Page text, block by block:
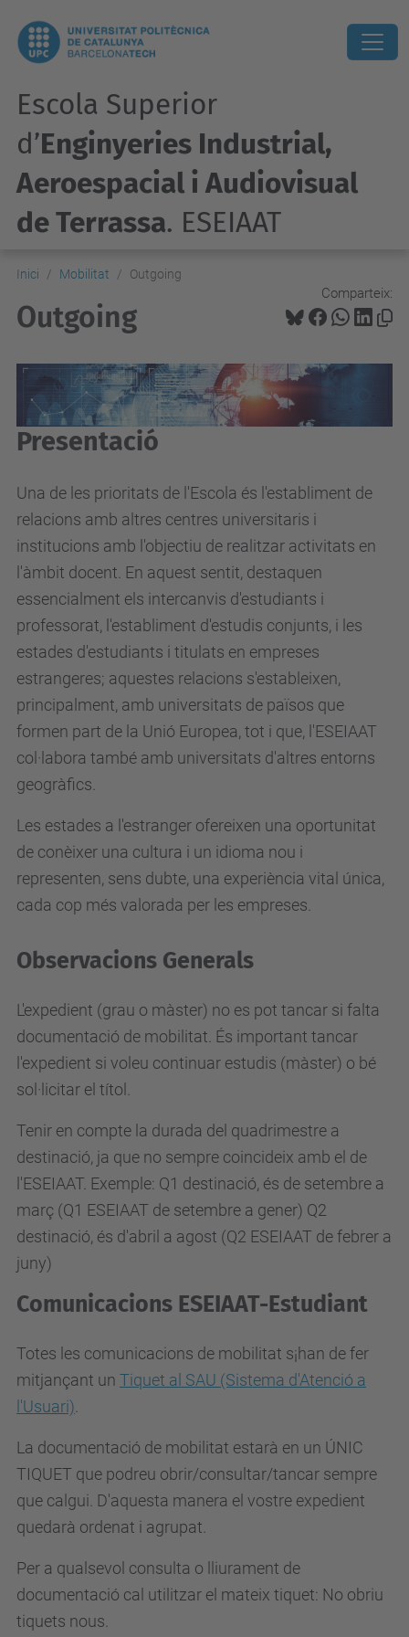
Escola Superior
d’Enginyeries Industrial,
Aeroespacial i Audiovisual
de Terrassa. ESEIAAT
Inici Mobilitat Outgoing
Comparteix:
Outgoing
Presentació
Una de les prioritats de l'Escola és l'establiment de
relacions amb altres centres universitaris i
institucions amb l'objectiu de realitzar activitats en
l'àmbit docent. En aquest sentit, destaquen
essencialment els intercanvis d'estudiants i
professorat, l'establiment d'estudis conjunts, i les
estades d'estudiants i titulats en empreses
estrangeres; aquestes relacions s'estableixen,
principalment, amb universitats de països que
formen part de la Unió Europea, tot i que, l'ESEIAAT
col·labora també amb universitats d'altres entorns
geogràfics.
Les estades a l'estranger ofereixen una oportunitat
de conèixer una cultura i un idioma nou i
representen, sens dubte, una experiència vital única,
cada cop més valorada per les empreses.
Observacions Generals
L'expedient (grau o màster) no es pot tancar si falta
documentació de mobilitat. És important tancar
l'expedient si voleu continuar estudis (màster) o bé
sol·licitar el títol.
Tenir en compte la durada del quadrimestre a
destinació, ja que no sempre coincideix amb el de
l'ESEIAAT. Exemple: Q1 destinació, és de setembre a
març (Q1 ESEIAAT de setembre a gener) Q2
destinació, és d'abril a agost (Q2 ESEIAAT de febrer a
juny)
Comunicacions ESEIAAT-Estudiant
Totes les comunicacions de mobilitat s¡han de fer
mitjançant un Tiquet al SAU (Sistema d'Atenció a
l'Usuari)
La documentació de mobilitat estarà en un ÚNIC
TIQUET que podreu obrir/consultar/tancar sempre
que calgui. D'aquesta manera el vostre expedient
quedarà ordenat i agrupat.
Per a qualsevol consulta o lliurament de
documentació cal utilitzar el mateix tiquet: No obriu
tiquets nous.